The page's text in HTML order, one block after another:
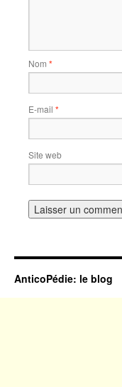
Nom *
E-mail *
Site web
AnticoPédie: le blog